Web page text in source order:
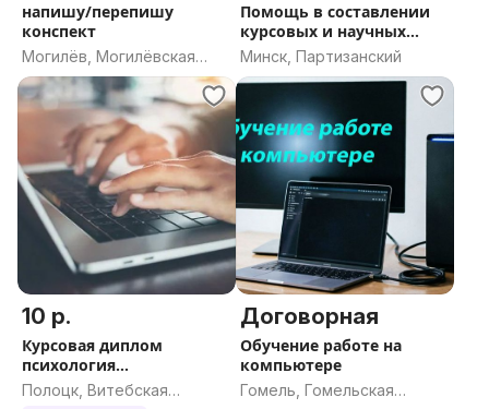
напишу/перепишу
конспект
Могилёв, Могилёвская
область
Помощь в составлении
курсовых и научных
работ
Минск, Партизанский
10 р.
Курсовая диплом
психология
информатика
Полоцк, Витебская
Договорная
Обучение работе на
компьютере
Гомель, Гомельская